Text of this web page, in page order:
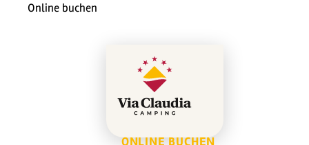
Online buchen
ONLINE BUCHEN